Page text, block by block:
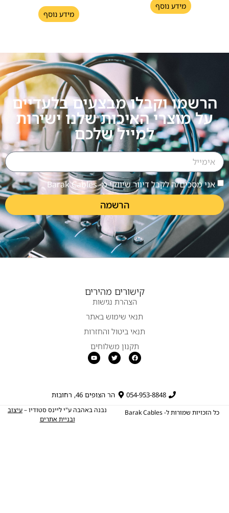
מידע נוסף
מידע נוסף
הרשמו וקבלו מבצעים בלעדיים
על מוצרי האיכות שלנו ישירות
למייל שלכם
אני מסכים/ה לקבל דיוור שיווקי מ- Barak Cables
הרשמה
קישורים מהירים
הצהרת נגישות
תנאי שימוש באתר
תנאי ביטול והחזרות
תקנון משלוחים
054-953-8848 הר הצופים 46, רחובות
כל הזכויות שמורות ל- Barak Cables נבנה באהבה ע"י ליינס סטודיו –עיצוב
ובניית אתרים